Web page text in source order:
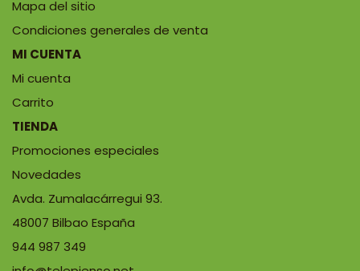
Mapa del sitio
Condiciones generales de venta
MI CUENTA
Mi cuenta
Carrito
TIENDA
Promociones especiales
Novedades
Avda. Zumalacárregui 93.
48007 Bilbao España
944 987 349